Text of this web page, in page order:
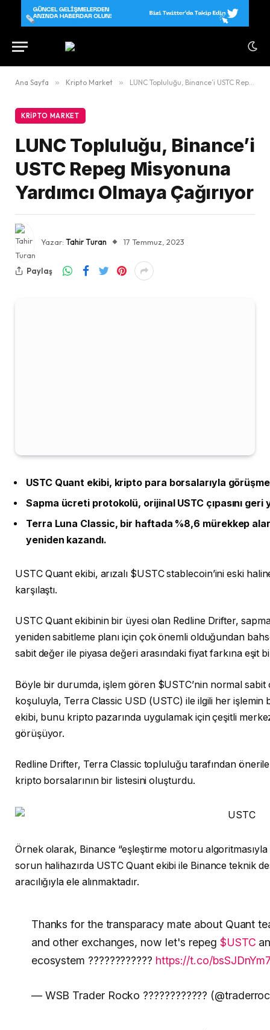
Ana Sayfa » Kripto Market » LUNC Topluluğu, Binance’i USTC Repeg Misyonuna Yardımcı Olmaya Çağırıyor
KRIPTO MARKET
LUNC Topluluğu, Binance’i
USTC Repeg Misyonuna
Yardımcı Olmaya Çağırıyor
Yazar: Tahir Turan 17 Temmuz, 2023
Paylaş
USTC Quant ekibi, kripto para borsalarıyla
Sapma ücreti protokolü, orijinal USTC çıpasını
Terra Luna Classic, bir haftada %8,6 mürekkep
yeniden kazandı.
USTC Quant ekibi, arızalı $USTC stablecoin’ini eski
karşılaştı.
USTC Quant ekibinin bir üyesi olan Redline Drifter,
yeniden sabitleme planı için çok önemli olduğundan
sabit değer ile piyasa değeri arasındaki fiyat farkına eşit
Böyle bir durumda, işlem gören $USTC’nin normal sabit
koşuluyla, Terra Classic USD (USTC) ile ilgili her işlemin
ekibi, bunu kripto pazarında uygulamak için çeşitli
görüşüyor.
Redline Drifter, Terra Classic topluluğu tarafından
kripto borsalarının bir listesini oluşturdu.
Örnek olarak, Binance “eşleştirme motoru
sorun halihazırda USTC Quant ekibi ile Binance teknik
aracılığıyla ele alınmaktadır.
Thanks for the transparacy mate about Quant
and other exchanges, now let's repeg $USTC
ecosystem ???????????? https://t.co/
— WSB Trader Rocko ????????????